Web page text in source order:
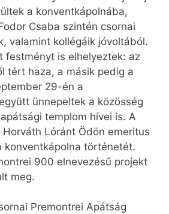
a konventkápolnába,
Csaba szintén csornai
valamint kollégáik jóvoltából.
festményt is elhelyeztek: az
tért haza, a másik pedig a
29-én a
ünnepeltek a közösség
templom hívei is. A
Lóránt Ödön emeritus
konventkápolna történetét.
900 elnevezésű projekt
meg.
Premontrei Apátság